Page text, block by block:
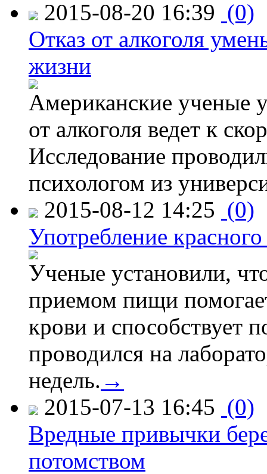
2015-08-20 16:39 (0)
Отказ от алкоголя
жизни
Американские ученые
от алкоголя ведет к
Исследование
психологом из
2015-08-12 14:25 (0)
Употребление
Ученые установили,
приемом пищи
крови и способствует
проводился на
недель. →
2015-07-13 16:45 (0)
Вредные привычки
потомством